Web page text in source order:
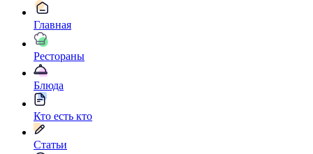
Главная
Рестораны
Блюда
Кто есть кто
Статьи